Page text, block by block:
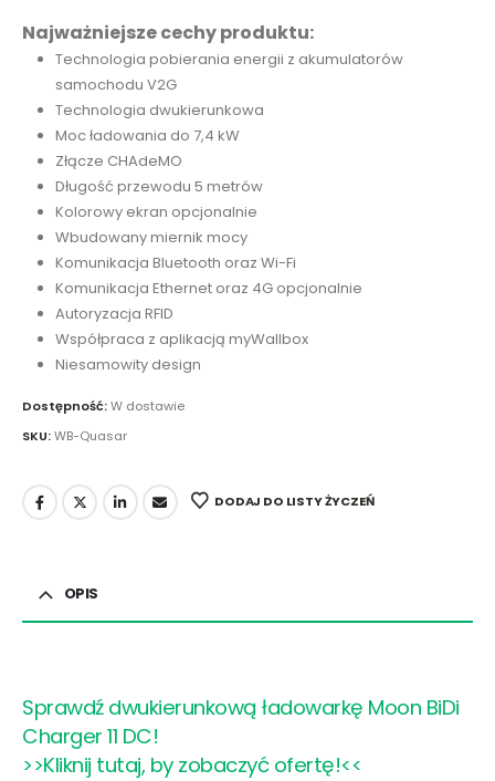
Najważniejsze cechy produktu:
Technologia pobierania energii z akumulatorów
samochodu V2G
Technologia dwukierunkowa
Moc ładowania do 7,4 kW
Złącze CHAdeMO
Długość przewodu 5 metrów
Kolorowy ekran opcjonalnie
Wbudowany miernik mocy
Komunikacja Bluetooth oraz Wi-Fi
Komunikacja Ethernet oraz 4G opcjonalnie
Autoryzacja RFID
Współpraca z aplikacją myWallbox
Niesamowity design
Dostępność:W dostawie
SKU:WB-Quasar
DODAJ DO LISTY ŻYCZEŃ
OPIS
Sprawdź dwukierunkową ładowarkę Moon BiDi
Charger 11 DC!
>>Kliknij tutaj, by zobaczyć ofertę!<<